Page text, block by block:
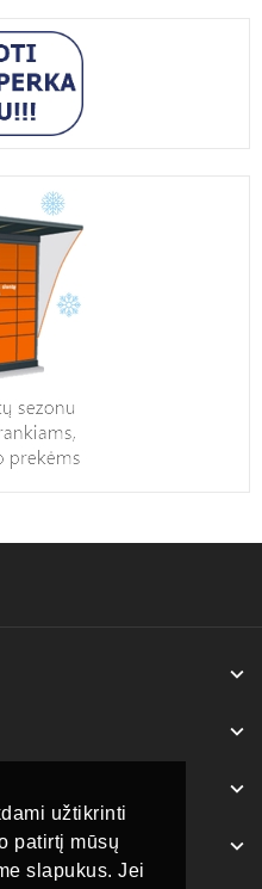
užtikrinti
patirtį mūsų
slapukus. Jei